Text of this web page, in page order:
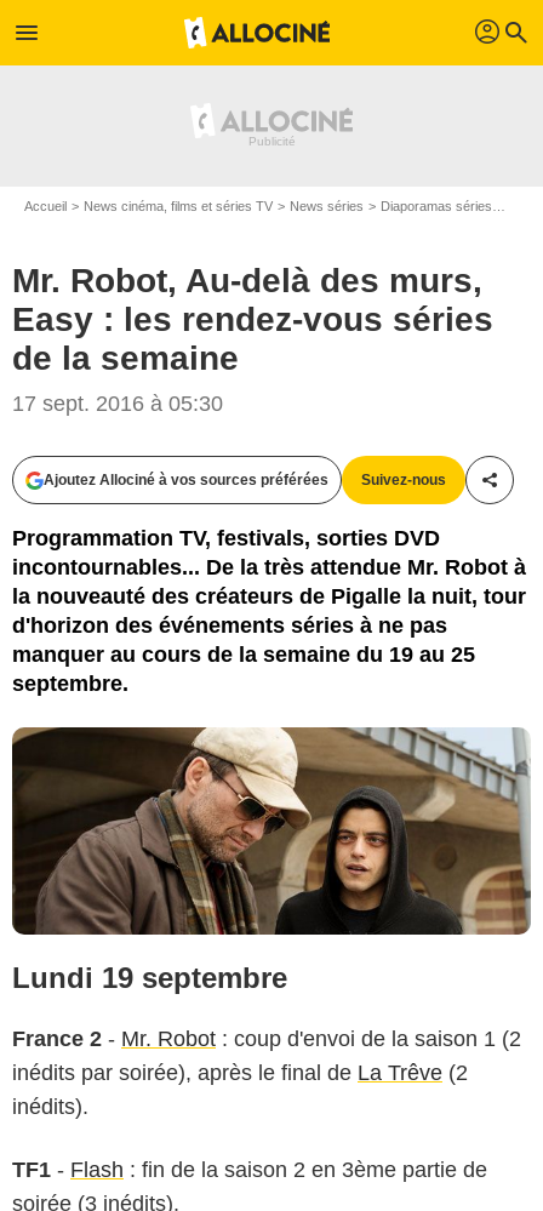
menu profil search
Accueil News cinéma, films et séries TV News séries Diaporamas séries
Mr. Robot, Au-delà des murs,
Easy : les rendez-vous séries
de la semaine
17 sept. 2016 à 05:30
Ajoutez Allociné à vos sources préférées Suivez-nous
Programmation TV, festivals, sorties DVD
incontournables... De la très attendue Mr. Robot à
la nouveauté des créateurs de Pigalle la nuit, tour
d'horizon des événements séries à ne pas
manquer au cours de la semaine du 19 au 25
septembre.
Lundi 19 septembre
France 2 - Mr. Robot : coup d'envoi de la saison 1 (2
inédits par soirée), après le final de La Trêve (2
inédits).
TF1 - Flash : fin de la saison 2 en 3ème partie de
soirée (3 inédits).